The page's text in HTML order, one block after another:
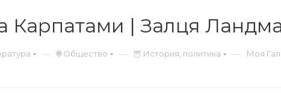
Карпатами | Залця
— 🌐 Общество — 🦉 История, политика — Моя